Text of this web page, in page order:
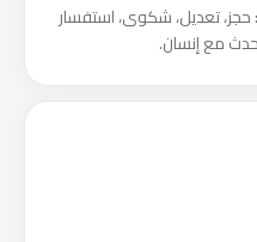
تعديل، شكوى، استفسار
مع إنسان.